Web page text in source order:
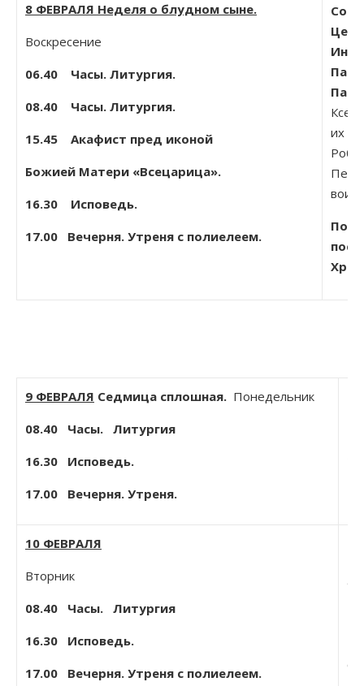
8 ФЕВРАЛЯ Неделя о блудном сыне.
Воскресение
06.40 Часы. Литургия.
08.40 Часы. Литургия.
15.45 Акафист пред иконой
Божией Матери «Всецарица».
16.30 Исповедь.
17.00 Вечерня. Утреня с полиелеем.
их
9 ФЕВРАЛЯ Седмица сплошная. Понедельник
08.40 Часы. Литургия
16.30 Исповедь.
17.00 Вечерня. Утреня.
10 ФЕВРАЛЯ
Вторник
08.40 Часы. Литургия
16.30 Исповедь.
17.00 Вечерня. Утреня с полиелеем.